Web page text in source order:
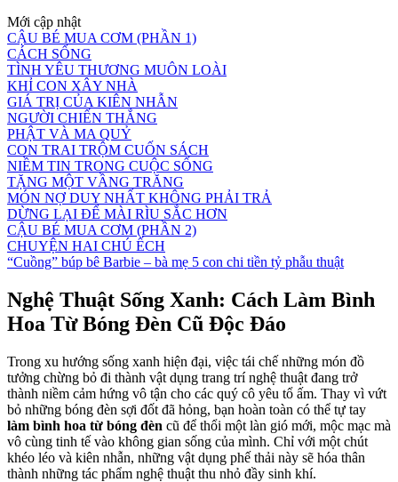
Mới cập nhật
CẬU BÉ MUA CƠM (PHẦN 1)
CÁCH SỐNG
TÌNH YÊU THƯƠNG MUÔN LOÀI
KHỈ CON XÂY NHÀ
GIÁ TRỊ CỦA KIÊN NHẪN
NGƯỜI CHIẾN THẮNG
PHẬT VÀ MA QUỶ
CON TRAI TRỘM CUỐN SÁCH
NIỀM TIN TRONG CUỘC SỐNG
TẶNG MỘT VẦNG TRĂNG
MÓN NỢ DUY NHẤT KHÔNG PHẢI TRẢ
DỪNG LẠI ĐỂ MÀI RÌU SẮC HƠN
CẬU BÉ MUA CƠM (PHẦN 2)
CHUYỆN HAI CHÚ ẾCH
“Cuồng” búp bê Barbie – bà mẹ 5 con chi tiền tỷ phẫu thuật
Nghệ Thuật Sống Xanh: Cách Làm Bình
Hoa Từ Bóng Đèn Cũ Độc Đáo
Trong xu hướng sống xanh hiện đại, việc tái chế những món đồ
tưởng chừng bỏ đi thành vật dụng trang trí nghệ thuật đang trở
thành niềm cảm hứng vô tận cho các quý cô yêu tổ ấm. Thay vì vứt
bỏ những bóng đèn sợi đốt đã hỏng, bạn hoàn toàn có thể tự tay
làm bình hoa từ bóng đèn cũ để thổi một làn gió mới, mộc mạc mà
vô cùng tinh tế vào không gian sống của mình. Chỉ với một chút
khéo léo và kiên nhẫn, những vật dụng phế thải này sẽ hóa thân
thành những tác phẩm nghệ thuật thu nhỏ đầy sinh khí.